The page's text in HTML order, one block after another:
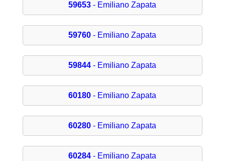
59653 - Emiliano Zapata
59760 - Emiliano Zapata
59844 - Emiliano Zapata
60180 - Emiliano Zapata
60280 - Emiliano Zapata
60284 - Emiliano Zapata